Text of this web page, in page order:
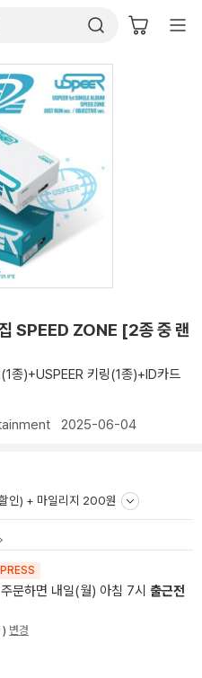
SPEED ZONE [2종 중 랜
종)+USPEER 키링(1종)+ID카드
2025-06-04
인) + 마일리지 200원
문하면 내일(월) 아침 7시 출근전
) 변경